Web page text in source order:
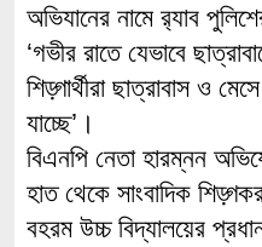
অভিযানের নামে র‌্যাব
‘গভীর রাতে যেভাবে
শিড়্গার্থীরা ছাত্রাবাস ও
যাচ্ছে’।
বিএনপি নেতা হারম্নন
হাত থেকে সাংবাদিক
বহরম উচ্চ বিদ্যালয়ের